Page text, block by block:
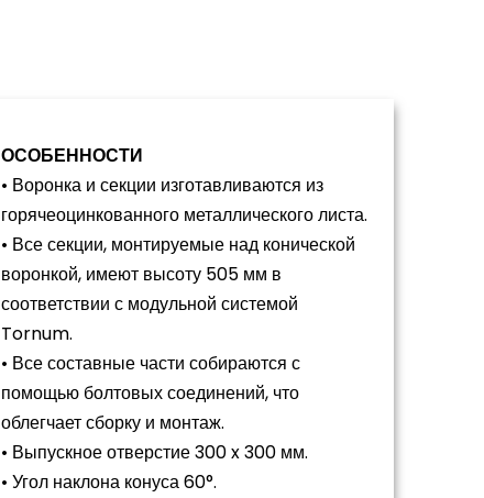
ОСОБЕННОСТИ
• Воронка и секции изготавливаются из
горячеоцинкованного металлического листа.
• Все секции, монтируемые над конической
воронкой, имеют высоту 505 мм в
соответствии с модульной системой
Tornum.
• Все составные части собираются с
помощью болтовых соединений, что
облегчает сборку и монтаж.
• Выпускное отверстие 300 x 300 мм.
• Угол наклона конуса 60°.